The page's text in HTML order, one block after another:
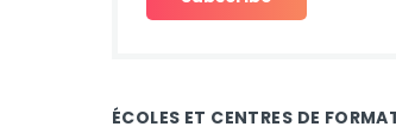
ÉCOLES ET CENTRES DE